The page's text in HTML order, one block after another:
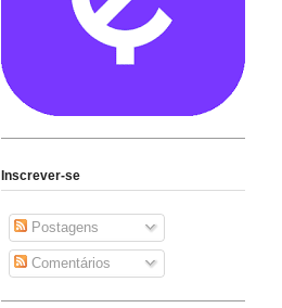
Inscrever-se
Postagens
Comentários